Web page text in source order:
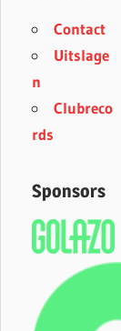
Contact
Uitslage
n
Clubreco
rds
Sponsors